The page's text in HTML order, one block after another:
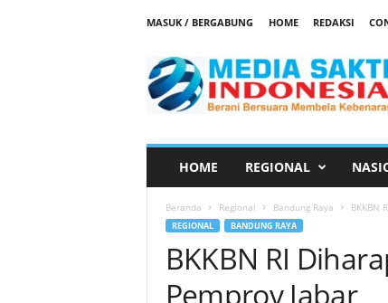
MASUK / BERGABUNG HOME REDAKSI
d
HOME REGIONAL
Beranda Regional Bandung Raya BKKBN
REGIONAL BANDUNG RAYA
BKKBN RI
Pemprov Jabar